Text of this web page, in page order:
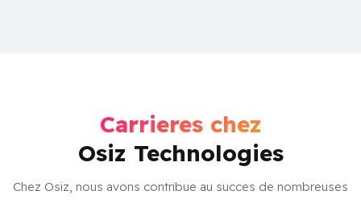
Carrieres chez
Osiz Technologies
Chez Osiz, nous avons contribue au succes de nombreuses